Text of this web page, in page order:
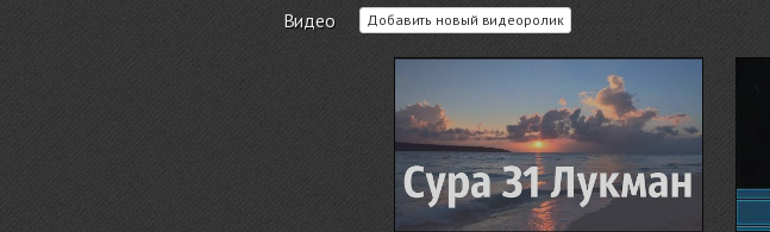
Видео Добавить новый видеоролик